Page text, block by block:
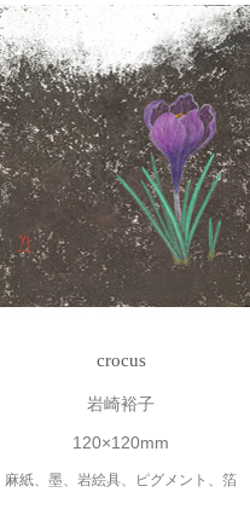
crocus
岩崎裕子
120×120mm
麻紙、墨、岩絵具、ピグメント、箔